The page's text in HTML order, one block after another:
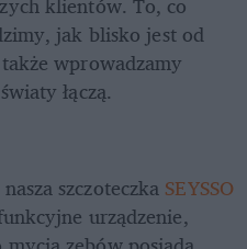
jak blisko jest od
wprowadzamy
łączą.
szczoteczka SEYSSO
urządzenie,